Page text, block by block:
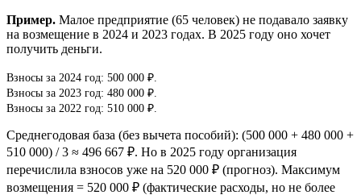
Пример. Малое предприятие (65 человек) не подавало заявку
на возмещение в 2024 и 2023 годах. В 2025 году оно хочет
получить деньги.
Взносы за 2024 год: 500 000 ₽.
Взносы за 2023 год: 480 000 ₽.
Взносы за 2022 год: 510 000 ₽.
Среднегодовая база (без вычета пособий): (500 000 + 480 000 +
510 000) / 3 ≈ 496 667 ₽. Но в 2025 году организация
перечислила взносов уже на 520 000 ₽ (прогноз). Максимум
возмещения = 520 000 ₽ (фактические расходы, но не более